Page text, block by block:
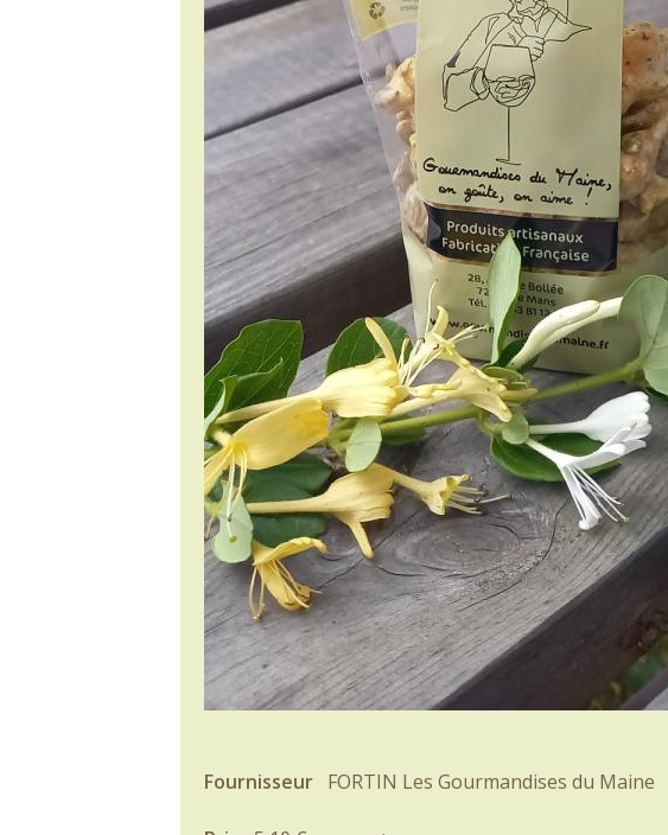
Fournisseur FORTIN Les Gourmandises du Maine